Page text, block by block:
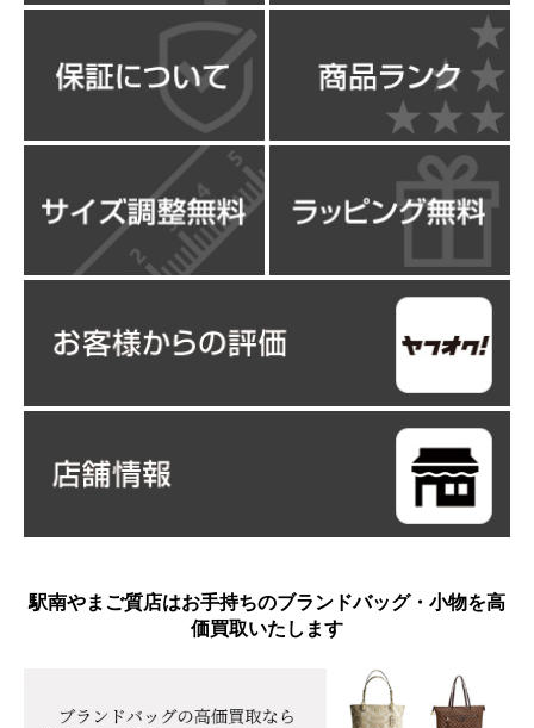
駅南やまご質店はお手持ちのブランドバッグ・小物を高
価買取いたします